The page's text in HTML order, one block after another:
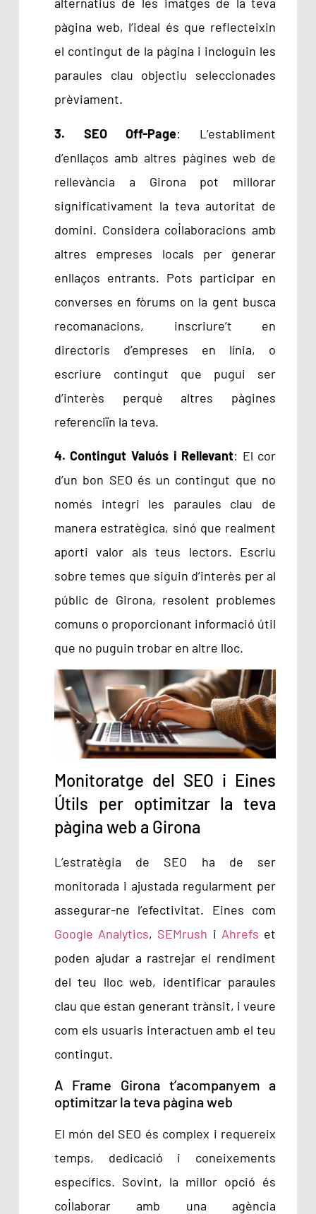
pàgina web, l’ideal és que reflecteixin
el contingut de la pàgina i incloguin les
paraules clau objectiu seleccionades
prèviament.
3. SEO Off-Page: L’establiment
d’enllaços amb altres pàgines web de
rellevància a Girona pot millorar
significativament la teva autoritat de
domini. Considera col·laboracions amb
altres empreses locals per generar
enllaços entrants. Pots participar en
converses en fòrums on la gent busca
recomanacions, inscriure’t en
directoris d’empreses en línia, o
escriure contingut que pugui ser
d’interès perquè altres pàgines
referenciïn la teva.
4. Contingut Valuós i Rellevant: El cor
d’un bon SEO és un contingut que no
només integri les paraules clau de
manera estratègica, sinó que realment
aporti valor als teus lectors. Escriu
sobre temes que siguin d’interès per al
públic de Girona, resolent problemes
comuns o proporcionant informació útil
que no puguin trobar en altre lloc.
Monitoratge del SEO i Eines
Útils per optimitzar la teva
pàgina web a Girona
L’estratègia de SEO ha de ser
monitorada i ajustada regularment per
assegurar-ne l’efectivitat. Eines com
Google Analytics, SEMrush i Ahrefs et
poden ajudar a rastrejar el rendiment
del teu lloc web, identificar paraules
clau que estan generant trànsit, i veure
com els usuaris interactuen amb el teu
contingut.
A Frame Girona t’acompanyem a
optimitzar la teva pàgina web
El món del SEO és complex i requereix
temps, dedicació i coneixements
específics. Sovint, la millor opció és
col·laborar amb una agència